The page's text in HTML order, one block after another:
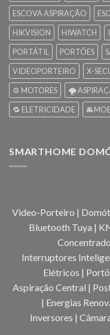
ESCOVA ASPIRAÇÃO
HIKVISION
HIWATCH
PORTÁTIL
PORTÕES
VIDEOPORTEIRO
X-
⚙️ MOTORES
🌪️
🔁 ELETRICIDADE
🚘
SMARTHOME
Video-Porteiro |
Bluetooth Tuya |
Interruptores
Elétricos |
Aspiração Central |
| Energias
Inversores |